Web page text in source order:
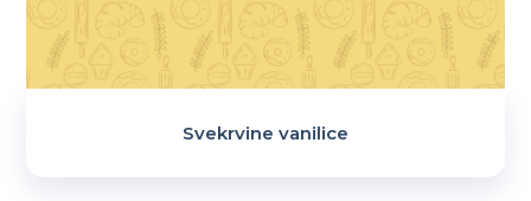
Svekrvine vanilice